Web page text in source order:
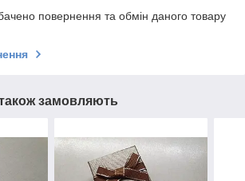
повернення та обмін даного товару
замовляють